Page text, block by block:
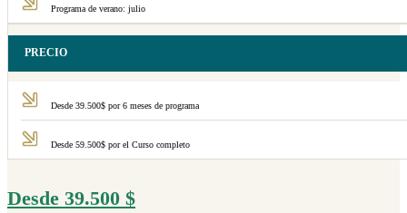
Programa de verano: julio
PRECIO
Desde 39.500$ por 6 meses de programa
Desde 59.500$ por el Curso completo
Desde 39.500 $